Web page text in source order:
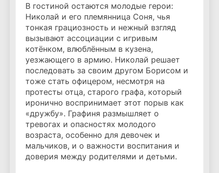
В гостиной остаются молодые герои:
Николай и его племянница Соня, чья
тонкая грациозность и нежный взгляд
вызывают ассоциации с игривым
котёнком, влюблённым в кузена,
уезжающего в армию. Николай решает
последовать за своим другом Борисом и
тоже стать офицером, несмотря на
протесты отца, старого графа, который
иронично воспринимает этот порыв как
«дружбу». Графиня размышляет о
тревогах и опасностях молодого
возраста, особенно для девочек и
мальчиков, и о важности воспитания и
доверия между родителями и детьми.